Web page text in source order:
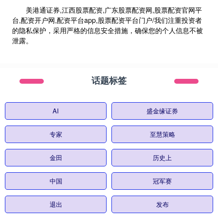
美港通证券,江西股票配资,广东股票配资网,股票配资官网平
台,配资开户网,配资平台app,股票配资平台门户/我们注重投资者
的隐私保护，采用严格的信息安全措施，确保您的个人信息不被
泄露。
话题标签
AI 盛金缘证券
专家 至慧策略
金田 历史上
中国 冠军赛
退出 发布